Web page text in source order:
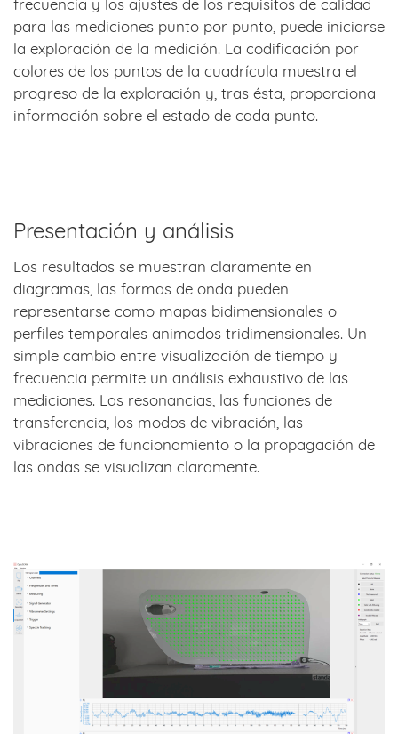
frecuencia y los ajustes de los requisitos de calidad
para las mediciones punto por punto, puede iniciarse
la exploración de la medición. La codificación por
colores de los puntos de la cuadrícula muestra el
progreso de la exploración y, tras ésta, proporciona
información sobre el estado de cada punto.
Presentación y análisis
Los resultados se muestran claramente en
diagramas, las formas de onda pueden
representarse como mapas bidimensionales o
perfiles temporales animados tridimensionales. Un
simple cambio entre visualización de tiempo y
frecuencia permite un análisis exhaustivo de las
mediciones. Las resonancias, las funciones de
transferencia, los modos de vibración, las
vibraciones de funcionamiento o la propagación de
las ondas se visualizan claramente.